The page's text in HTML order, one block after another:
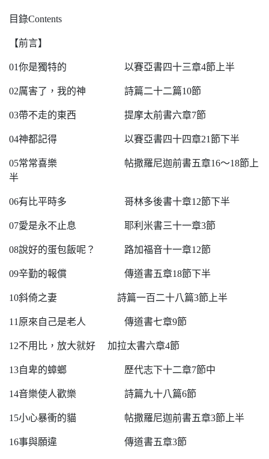
目錄Contents
【前言】
01你是獨特的 以賽亞書四十三章4節上半
02厲害了，我的神 詩篇二十二篇10節
03帶不走的東西 提摩太前書六章7節
04神都記得 以賽亞書四十四章21節下半
05常常喜樂 帖撒羅尼迦前書五章16～18節上
半
06有比平時多 哥林多後書十章12節下半
07愛是永不止息 耶利米書三十一章3節
08說好的蛋包飯呢？ 路加福音十一章12節
09辛勤的報償 傳道書五章18節下半
10斜倚之妻 詩篇一百二十八篇3節上半
11原來自己是老人 傳道書七章9節
12不用比，放大就好 加拉太書六章4節
13自卑的蟑螂 歷代志下十二章7節中
14音樂使人歡樂 詩篇九十八篇6節
15小心暴衝的貓 帖撒羅尼迦前書五章3節上半
16事與願違 傳道書五章3節